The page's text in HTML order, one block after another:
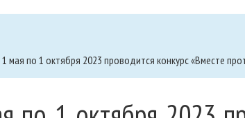
1 мая по 1 октября 2023 проводится конкурс «Вместе